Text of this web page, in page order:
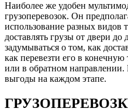
Наиболее же удобен
грузоперевозок. Он
использование разных видов
доставлять грузы от двери до
задумываться о том, как
как перевезти его в
или в обратном направлении.
выгоды на каждом этапе.